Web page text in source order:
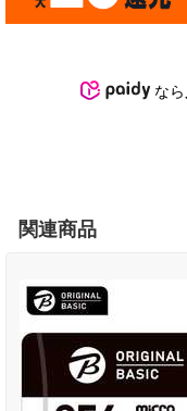
なら
関連商品